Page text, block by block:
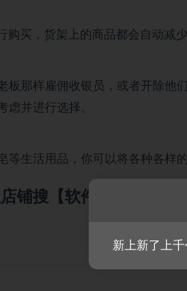
购买，货架上的商品都会自动减
板那样雇佣收银员，或者开除他
虑并进行选择。
等生活用品，你可以将各种各样
店铺搜【软件小霸王】咨
新上新了上